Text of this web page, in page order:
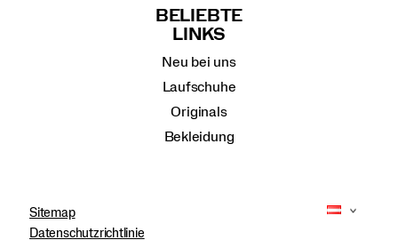
BELIEBTE
LINKS
Neu bei uns
Laufschuhe
Originals
Bekleidung
Sitemap
Datenschutzrichtlinie